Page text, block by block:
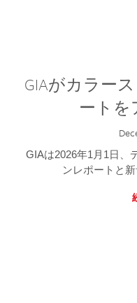
GIAがカラー
ートを
GIAは2026年1月1日、
ンレポートと